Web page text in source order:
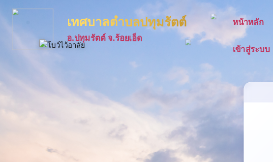
เทศบาลตำบลปทุมรัตต์
อ.ปทุมรัตต์ จ.ร้อยเอ็ด
หน้าหลัก
เข้าสู่ระบบ